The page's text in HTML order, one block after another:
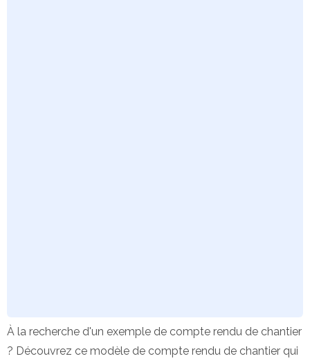
À la recherche d'un exemple de compte rendu de chantier
? Découvrez ce modèle de compte rendu de chantier qui